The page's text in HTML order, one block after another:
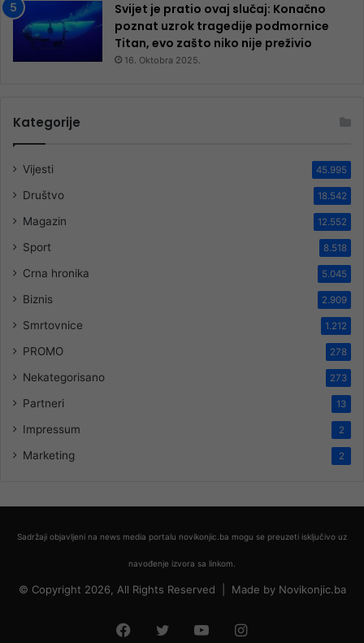
Svijet je pratio ovaj slučaj: Konačno
poznat uzrok tragedije podmornice
Titan, evo zašto niko nije preživio
16. Oktobra 2025.
Kategorije
Vijesti 45.995
Društvo 18.542
Magazin 12.552
Sport 8.518
Crna hronika 5.045
Biznis 2.909
Smrtovnice 1.212
PROMO 278
Nekategorisano 273
Partneri 13
Impressum 2
Marketing 2
Sadržaji objavljeni na news media portalu novikonjic.ba mogu se preuzeti isključivo uz
navođenje izvora sa linkom.
© Copyright 2026, All Rights Reserved | Made by Novikonjic.ba
Facebook
TwitterYouTubeInstagram